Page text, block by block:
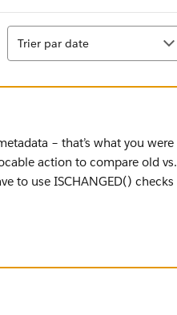
Tri
Trier par date
– that’s what you were
action to compare old vs.
to use ISCHANGED() checks